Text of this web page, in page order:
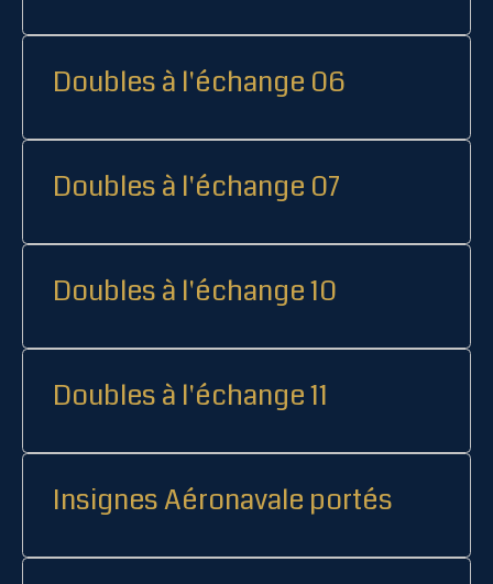
Doubles à l'échange 06
Doubles à l'échange 07
Doubles à l'échange 10
Doubles à l'échange 11
Insignes Aéronavale portés